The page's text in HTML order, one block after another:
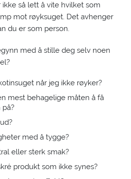
så lett å vite hvilket som
mot røyksuget. Det avhenger
du er som person.
med å stille deg selv noen
når jeg ikke røyker?
mest behagelige måten å få
med å tygge?
eller sterk smak?
produkt som ikke synes?